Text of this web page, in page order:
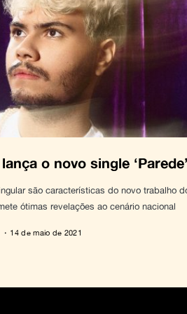
o novo single
são características do novo trabalho
ótimas revelações ao cenário nacional
14 de maio de 2021